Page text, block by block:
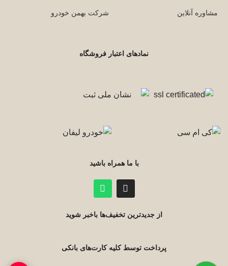
مشاوره آنلاین شرکت بهمن خودرو
نمادهای اعتبار فروشگاه
با ما همراه باشید
از جدیدترین تخفیف‌ها باخبر شوید
پرداخت توسط کلیه کارت‌های بانکی